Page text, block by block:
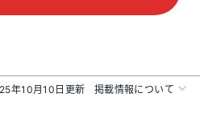
年10月10日更新 掲載情報について